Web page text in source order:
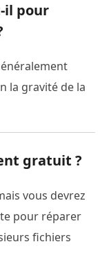
il pour
la gravité de la
gratuit ?
vous devrez
pour réparer
fichiers